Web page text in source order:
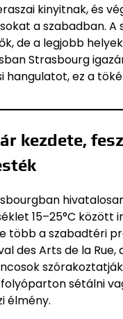
kinyitnak, és
a szabadban. A
de a legjobb
Strasbourg
hangulatot, ez a
kezdete,
15–25°C között
több a szabadtéri
des Arts de la Rue,
sétálni
élmény.